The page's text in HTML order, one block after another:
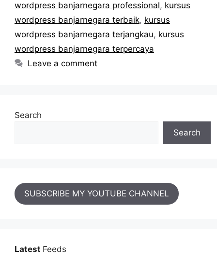
wordpress banjarnegara professional, kursus
wordpress banjarnegara terbaik, kursus
wordpress banjarnegara terjangkau, kursus
wordpress banjarnegara terpercaya
Leave a comment
Search
Search
SUBSCRIBE MY YOUTUBE CHANNEL
Latest Feeds